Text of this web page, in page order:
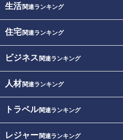
生活関連ランキング
住宅関連ランキング
ビジネス 関連ランキング
人材関連ランキング
トラベル関連ランキング
レジャー関連ランキング